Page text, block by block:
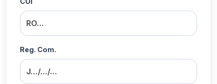
Reg. Com.